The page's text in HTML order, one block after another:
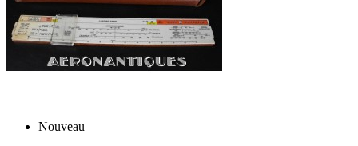
Nouveau